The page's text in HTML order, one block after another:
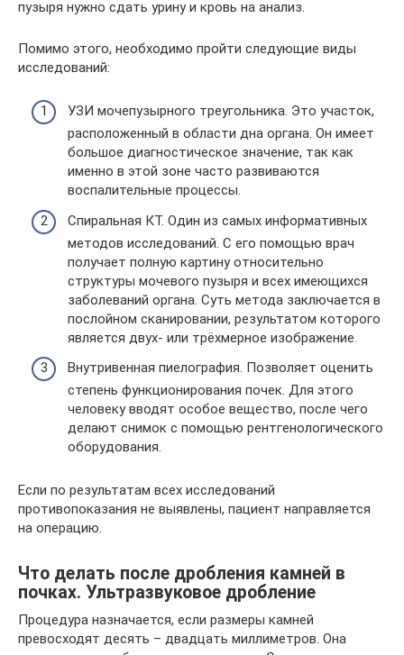
пузыря нужно сдать урину и кровь на анализ.
Помимо этого, необходимо пройти следующие виды
исследований:
УЗИ мочепузырного треугольника. Это участок,
расположенный в области дна органа. Он имеет
большое диагностическое значение, так как
именно в этой зоне часто развиваются
воспалительные процессы.
Спиральная КТ. Один из самых информативных
методов исследований. С его помощью врач
получает полную картину относительно
структуры мочевого пузыря и всех имеющихся
заболеваний органа. Суть метода заключается в
послойном сканировании, результатом которого
является двух- или трёхмерное изображение.
Внутривенная пиелография. Позволяет оценить
степень функционирования почек. Для этого
человеку вводят особое вещество, после чего
делают снимок с помощью рентгенологического
оборудования.
Если по результатам всех исследований
противопоказания не выявлены, пациент направляется
на операцию.
Что делать после дробления камней в
почках. Ультразвуковое дробление
Процедура назначается, если размеры камней
превосходят десять – двадцать миллиметров. Она